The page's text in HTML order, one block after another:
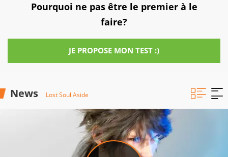
Pourquoi ne pas être le premier à le
faire?
JE PROPOSE MON TEST :)
News Lost Soul Aside